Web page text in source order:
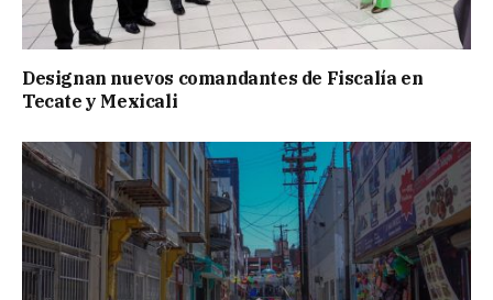
Designan nuevos comandantes de Fiscalía en
Tecate y Mexicali